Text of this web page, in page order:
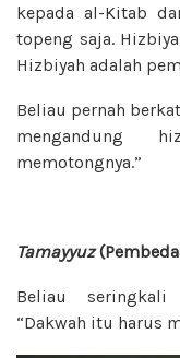
kepada al-Kitab
topeng saja.
Hizbiyah adalah
Beliau pernah
mengandung
memotongnya.”
Tamayyuz
Beliau seringkali
“Dakwah itu harus